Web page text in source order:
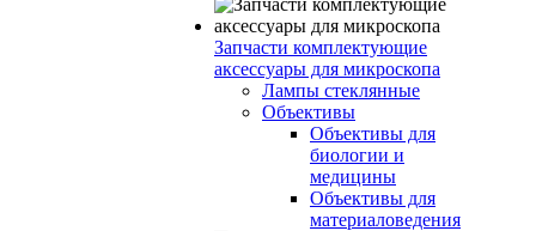
Запчасти комплектующие
аксессуары для микроскопа
Лампы стеклянные
Объективы
Объективы для
биологии и
медицины
Объективы для
материаловедения